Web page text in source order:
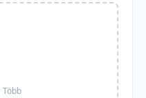
Több